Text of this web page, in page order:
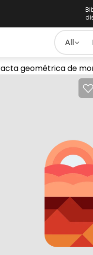
All
geométrica de